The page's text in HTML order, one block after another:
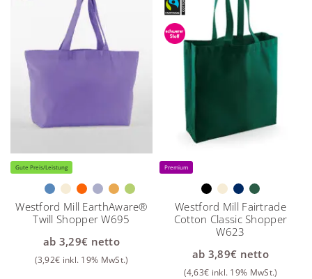
Gute Preis/Leistung
Westford Mill EarthAware®
Twill Shopper W695
ab 3,29€ netto
(3,92€ inkl. 19% MwSt.)
Premium
Westford Mill Fairtrade
Cotton Classic Shopper
W623
ab 3,89€ netto
(4,63€ inkl. 19% MwSt.)